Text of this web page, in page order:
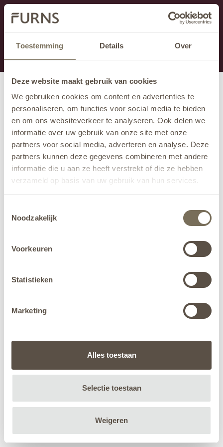
Toestemming Details Over
Deze website maakt gebruik van cookies
We gebruiken cookies om content en advertenties te
personaliseren, om functies voor social media te bieden
en om ons websiteverkeer te analyseren. Ook delen we
informatie over uw gebruik van onze site met onze
partners voor social media, adverteren en analyse. Deze
partners kunnen deze gegevens combineren met andere
informatie die u aan ze heeft verstrekt of die ze hebben
verzameld op basis van uw gebruik van hun services.
jehier.
Noodzakelijk
Voorkeuren
Statistieken
Marketing
Alles toestaan
Selectie toestaan
Weigeren
Cette section est actuellement en maintenance.
Si vous manquez des informations, vous pouvez nous
appeler au +31 413 395 295 ou nous envoyer un e-